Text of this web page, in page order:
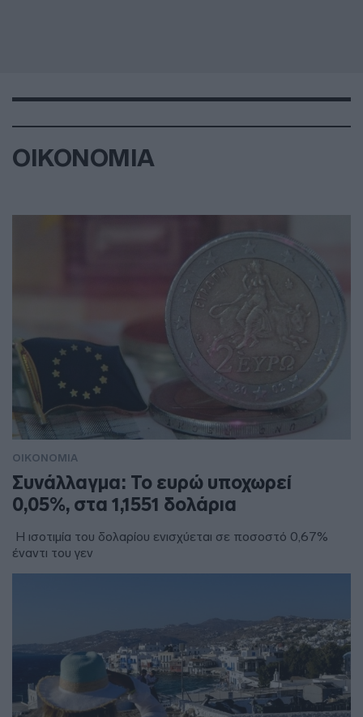
ΟΙΚΟΝΟΜΙΑ
ΟΙΚΟΝΟΜΙΑ
Συνάλλαγμα: Το ευρώ υποχωρεί
0,05%, στα 1,1551 δολάρια
Η ισοτιμία του δολαρίου ενισχύεται σε ποσοστό 0,67%
έναντι του γεν